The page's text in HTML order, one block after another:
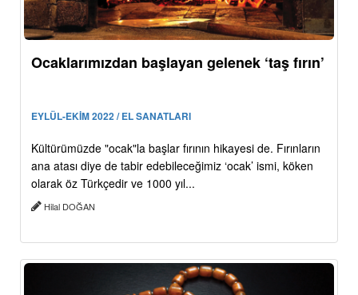
Ocaklarımızdan başlayan gelenek ‘taş fırın’
EYLÜL-EKİM 2022 / EL SANATLARI
Kültürümüzde "ocak"la başlar fırının hikayesi de. Fırınların
ana atası diye de tabir edebileceğimiz ‘ocak’ ismi, köken
olarak öz Türkçedir ve 1000 yıl...
Hilal DOĞAN